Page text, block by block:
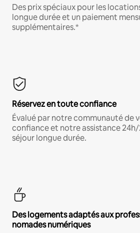
Des prix spéciaux pour les
longue durée et un paiement
supplémentaires.*
Réservez en toute confiance
Évalué par notre communauté de
confiance et notre assistance
séjour longue durée.
Des logements adaptés aux
nomades numériques